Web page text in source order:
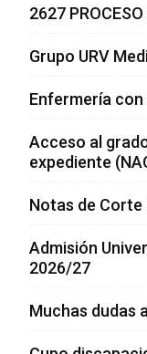
2627
Grupo URV
Enfermería con
Acceso al
expediente
Notas de
Admisión
2026/27
Muchas dudas